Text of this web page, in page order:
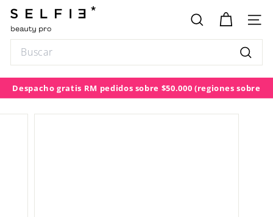
directamente
contenido
S
E
L
F
I
E
BUSCAR
Buscar
diapositivas
pausa
Despacho gratis RM pedidos sobre $50.000 (regiones sobre
$100.000)